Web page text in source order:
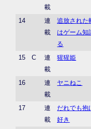
載
14
連
載
追放された
はゲーム知
る
15 C
連
載
猩猩姫
16
連
載
ヤニねこ
17
連
載
だれでも抱
好き